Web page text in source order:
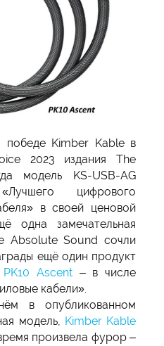
Kimber Kable в
2023 издания The
модель KS-USB-AG
цифрового
в своей ценовой
одна замечательная
Absolute Sound сочли
ещё один продукт
PK10 Ascent– в числе
кабели».
в опубликованном
модель, Kimber Kable
произвела фурор –